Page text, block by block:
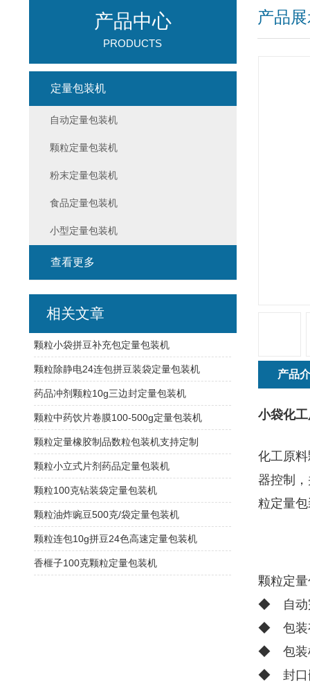
产品
产品
小袋化
化工原
器控制
粒定量
颗粒定
◆ 自动
◆ 包装
◆ 包装
◆ 封口
产品中心
PRODUCTS
定量包装机
自动定量包装机
颗粒定量包装机
粉末定量包装机
食品定量包装机
小型定量包装机
查看更多
相关文章
颗粒小袋拼豆补充包定量包装机
颗粒除静电24连包拼豆装袋定量包装机
药品冲剂颗粒10g三边封定量包装机
颗粒中药饮片卷膜100-500g定量包装机
颗粒定量橡胶制品数粒包装机支持定制
颗粒小立式片剂药品定量包装机
颗粒100克钻装袋定量包装机
颗粒油炸豌豆500克/袋定量包装机
颗粒连包10g拼豆24色高速定量包装机
香榧子100克颗粒定量包装机